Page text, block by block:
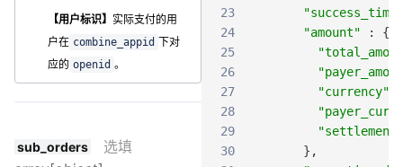
【用户标识】 实际支付的用
户在 combine_appid 下对
应的 openid 。
sub_orders
选填
23
"success_time"
24
"amount" :
{
25
26
27
"currency"
28
29
30
} ,